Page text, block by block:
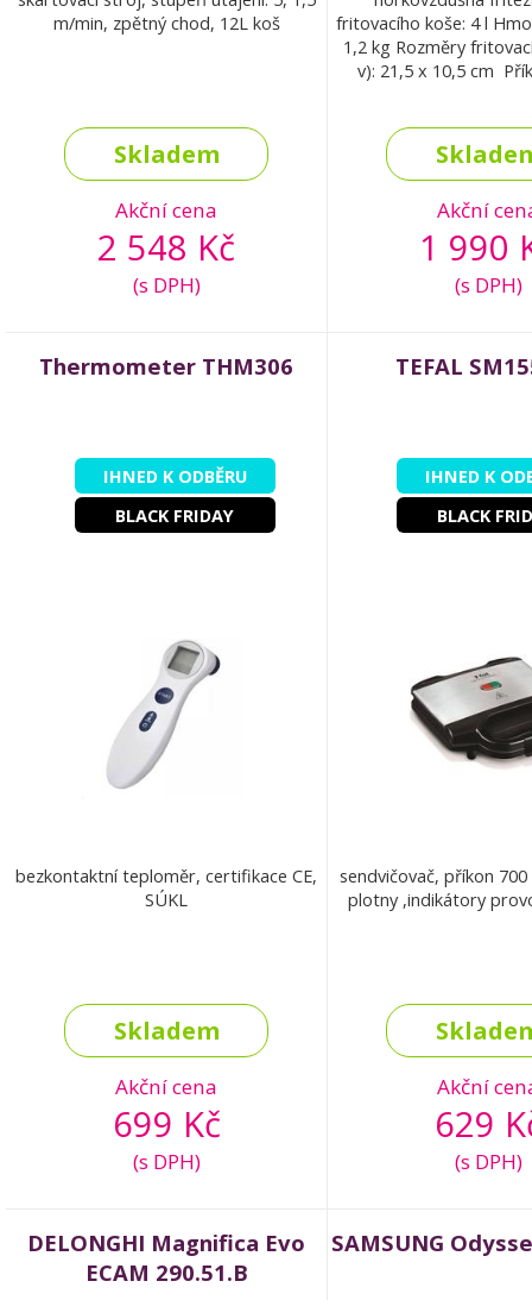
m/min, zpětný chod, 12L koš
Skladem
Akční cena
2 548 Kč
(s DPH)
fritovacího koše: 4 l
1,2 kg Rozměry
v): 21,5 x 10,5 cm
Akční
1 990
(s DPH)
Thermometer THM306
IHNED K ODBĚRU
BLACK FRIDAY
bezkontaktní teploměr, certifikace CE,
SÚKL
Skladem
Akční cena
699 Kč
(s DPH)
TEFAL
IHNED K
BLACK
sendvičovač, příkon
plotny ,indikátory
Akční
629
(s DPH)
DELONGHI Magnifica Evo
ECAM 290.51.B
SAMSUNG